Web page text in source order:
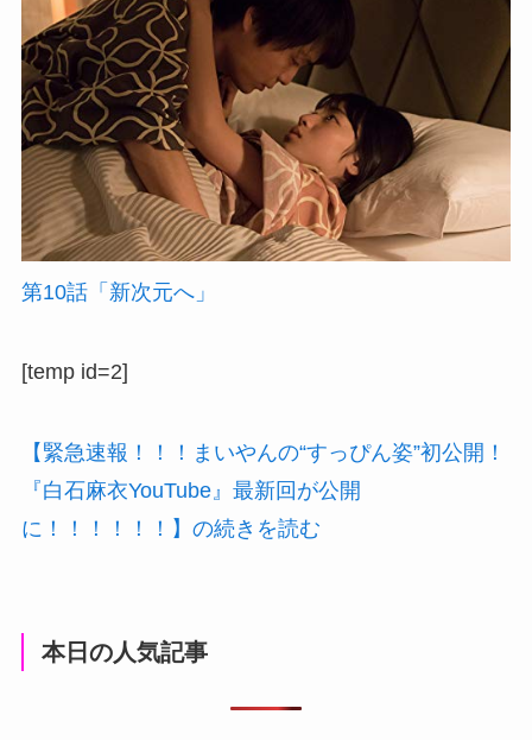
第10話「新次元へ」
[temp id=2]
【緊急速報！！！まいやんの“すっぴん姿”初公開！
『白石麻衣YouTube』最新回が公開
に！！！！！！】の続きを読む
本日の人気記事